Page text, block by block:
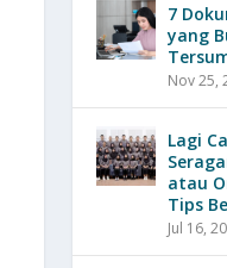
7
yang
Nov 25,
Lagi
atau
Tips
Jul 16,